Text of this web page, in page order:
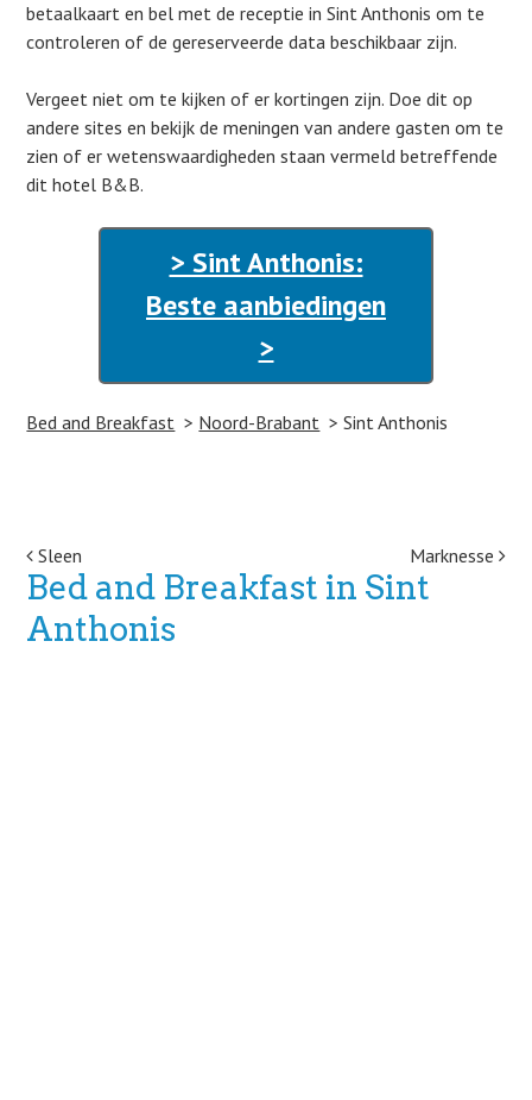
betaalkaart en bel met de receptie in Sint Anthonis om te
controleren of de gereserveerde data beschikbaar zijn.
Vergeet niet om te kijken of er kortingen zijn. Doe dit op
andere sites en bekijk de meningen van andere gasten om te
zien of er wetenswaardigheden staan vermeld betreffende
dit hotel B&B.
> Sint Anthonis:
Beste aanbiedingen
>
Bed and Breakfast Noord-Brabant Sint Anthonis
Post navigation
Sleen Marknesse
Bed and Breakfast in Sint
Anthonis